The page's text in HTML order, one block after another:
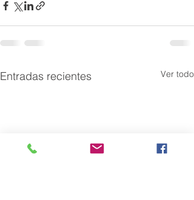
Entradas recientes Ver todo